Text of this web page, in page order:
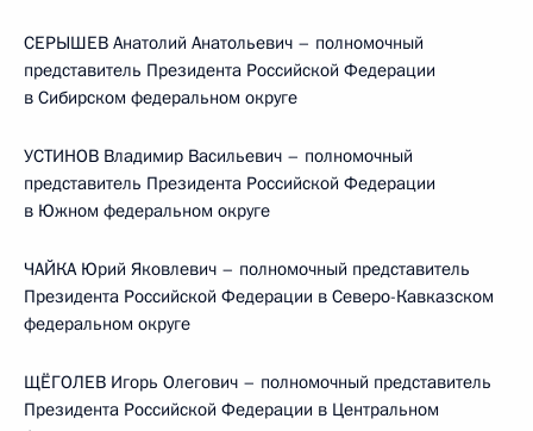
СЕРЫШЕВ Анатолий Анатольевич – полномочный
представитель Президента Российской Федерации
в Сибирском федеральном округе
УСТИНОВ Владимир Васильевич – полномочный
представитель Президента Российской Федерации
в Южном федеральном округе
ЧАЙКА Юрий Яковлевич – полномочный представитель
Президента Российской Федерации в Северо-Кавказском
федеральном округе
ЩЁГОЛЕВ Игорь Олегович – полномочный представитель
Президента Российской Федерации в Центральном